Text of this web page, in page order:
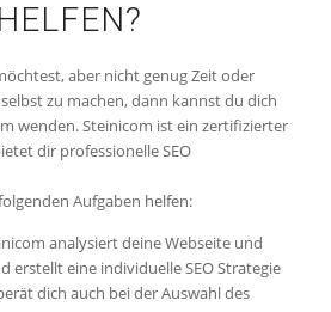
aber nicht genug Zeit oder
zu machen, dann kannst du dich
wenden. Steinicom ist ein zertifizierter
dir professionelle SEO
Aufgaben helfen:
analysiert deine Webseite und
erstellt eine individuelle SEO Strategie
dich auch bei der Auswahl des